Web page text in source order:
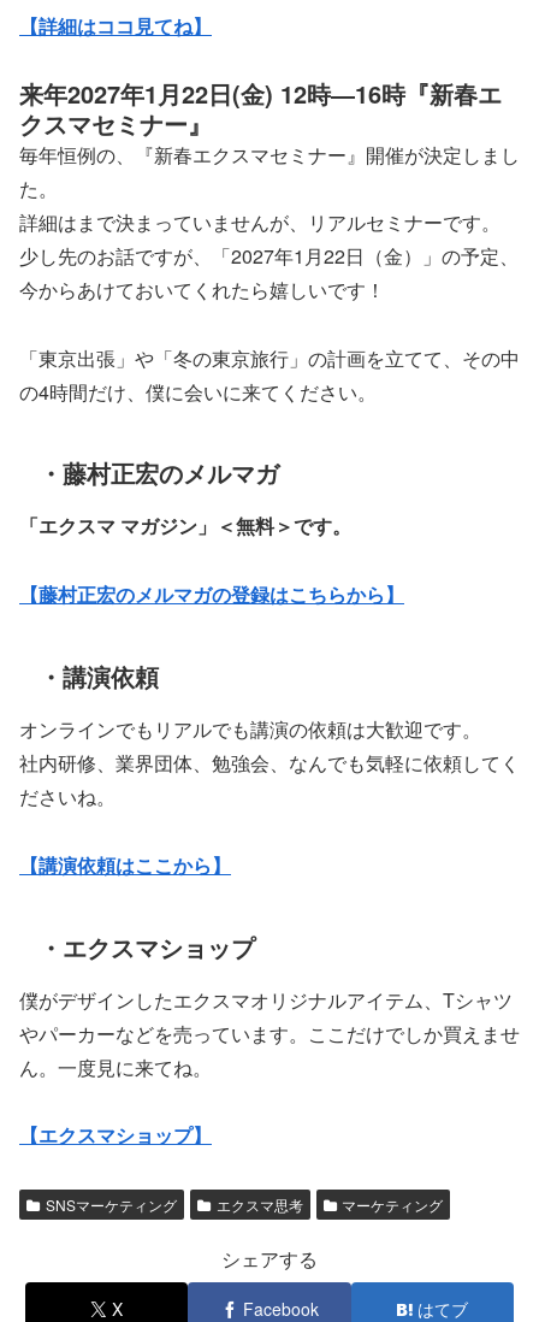
【詳細はココ見てね】
来年2027年1月22日(金) 12時―16時『新春エ
クスマセミナー』
毎年恒例の、『新春エクスマセミナー』開催が決定しまし
た。
詳細はまで決まっていませんが、リアルセミナーです。
少し先のお話ですが、「2027年1月22日（金）」の予定、
今からあけておいてくれたら嬉しいです！
「東京出張」や「冬の東京旅行」の計画を立てて、その中
の4時間だけ、僕に会いに来てください。
・藤村正宏のメルマガ
「エクスマ マガジン」 ＜無料＞です。
【藤村正宏のメルマガの登録はこちらから】
・講演依頼
オンラインでもリアルでも講演の依頼は大歓迎です。
社内研修、業界団体、勉強会、なんでも気軽に依頼してく
ださいね。
【講演依頼はここから】
・エクスマショップ
僕がデザインしたエクスマオリジナルアイテム、Tシャツ
やパーカーなどを売っています。ここだけでしか買えませ
ん。一度見に来てね。
【エクスマショップ】
SNSマーケティング エクスマ思考 マーケティング
シェアする
X Facebook はてブ